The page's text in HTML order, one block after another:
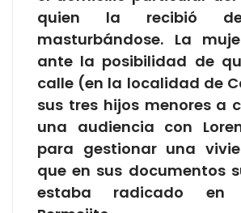
quien la recibió
masturbándose. La
ante la posibilidad de
calle (en la localidad de
sus tres hijos menores a
una audiencia con
para gestionar una
que en sus documentos
estaba radicado en